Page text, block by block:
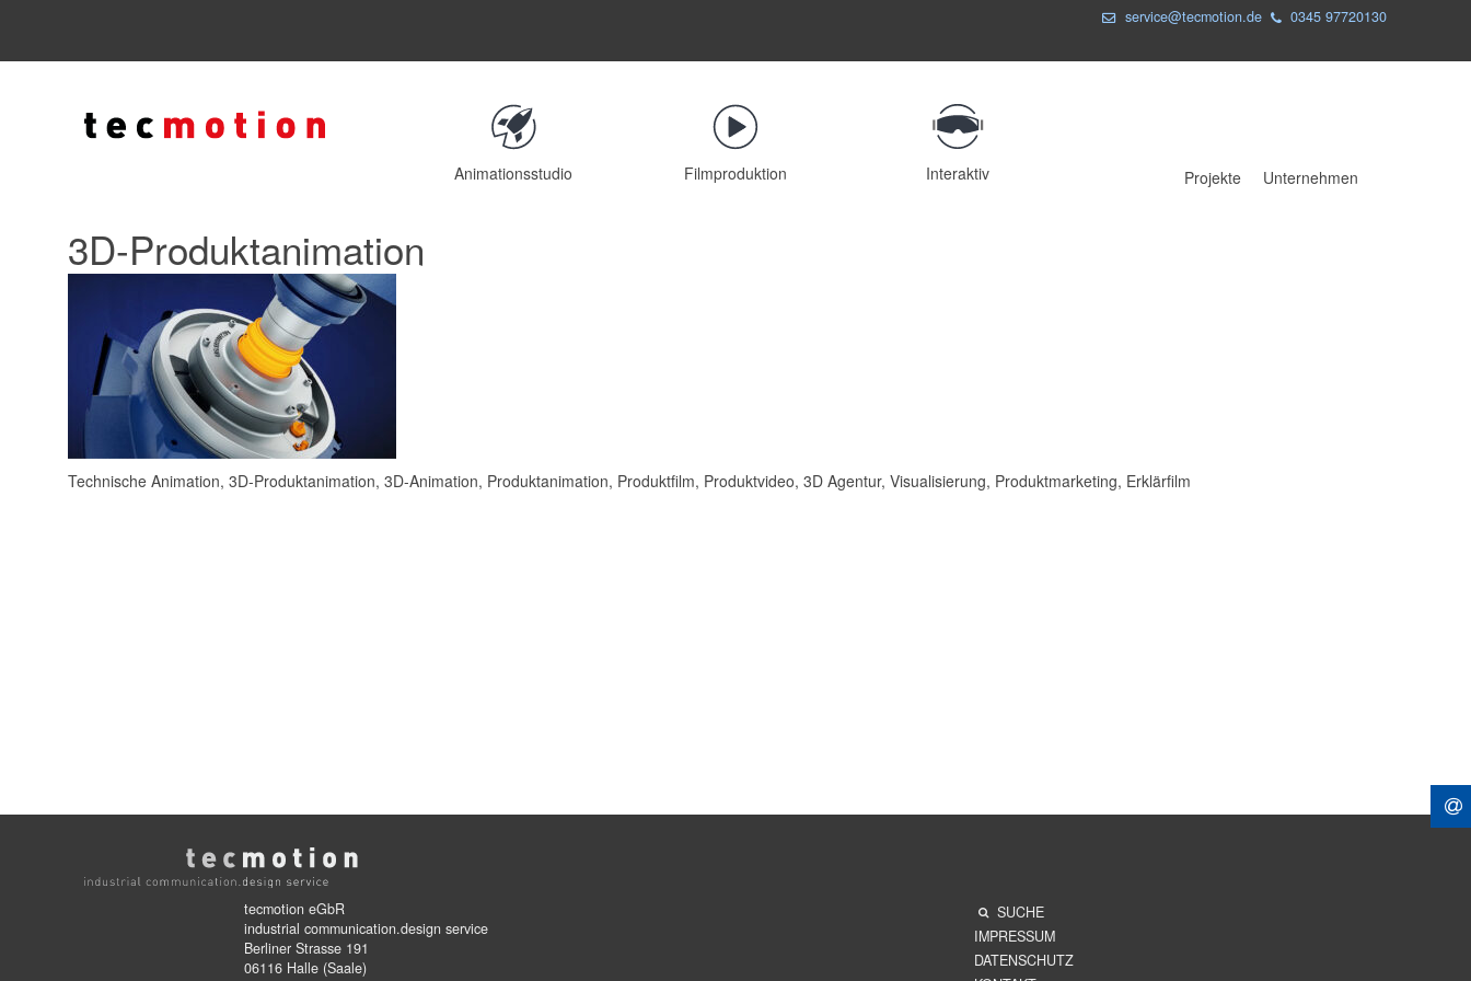
0345 97720130
service@tecmotion.de
Animationsstudio Filmproduktion Interaktiv Projekte Unternehmen
3D-Produktanimation
Technische Animation, 3D-Produktanimation, 3D-Animation, Produktanimation, Produktfilm, Produktvideo, 3D Agentur, Visualisierung, Produktmarketing, Erklärfilm
tecmotion eGbR
industrial communication.design service
Berliner Strasse 191
06116 Halle (Saale)
SUCHE
IMPRESSUM
DATENSCHUTZ